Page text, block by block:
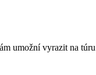
umožní vyrazit na túru